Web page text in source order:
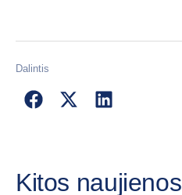
Dalintis
Kitos naujienos